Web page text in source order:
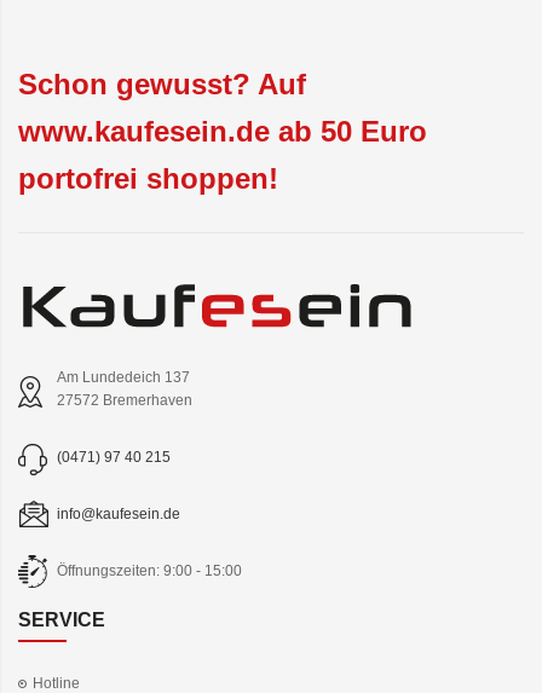
Schon gewusst? Auf
www.kaufesein.de ab 50 Euro
portofrei shoppen!
Am Lundedeich 137
27572 Bremerhaven
(0471) 97 40 215
info@kaufesein.de
Öffnungszeiten: 9:00 - 15:00
SERVICE
Hotline